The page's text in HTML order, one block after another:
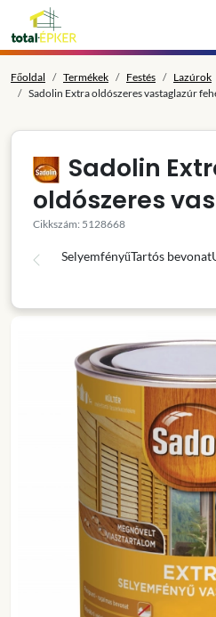
Főoldal Termékek Festés Lazúrok
Sadolin Extra oldószeres vastaglazúr
Sadolin
oldószeres
Cikkszám: 5128668
SelyemfényűTartós bevonat